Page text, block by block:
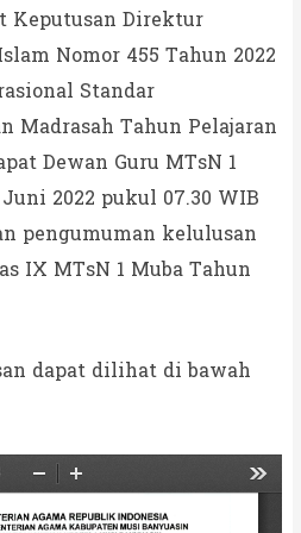
Keputusan Direktur
Nomor 455 Tahun 2022
Standar
Madrasah Tahun Pelajaran
Dewan Guru MTsN 1
2022 pukul 07.30 WIB
pengumuman kelulusan
IX MTsN 1 Muba Tahun
dapat dilihat di bawah